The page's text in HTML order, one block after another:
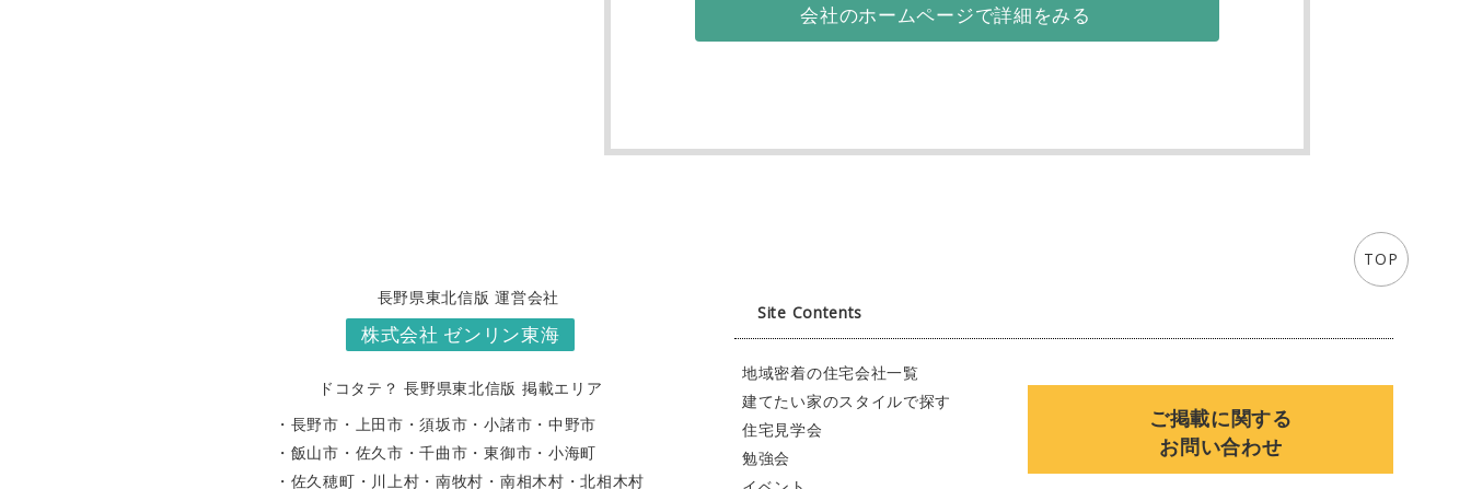
会社のホームページで詳細をみる
TOP
長野県東北信版 運営会社
株式会社 ゼンリン東海
ドコタテ？ 長野県東北信版 掲載エリア
・長野市 ・上田市 ・須坂市 ・小諸市 ・中野市
・飯山市 ・佐久市 ・千曲市 ・東御市 ・小海町
・佐久穂町 ・川上村 ・南牧村 ・南相木村 ・北相木村
Site Contents
地域密着の住宅会社一覧
建てたい家のスタイルで探す
住宅見学会
勉強会
ご掲載に関する
お問い合わせ